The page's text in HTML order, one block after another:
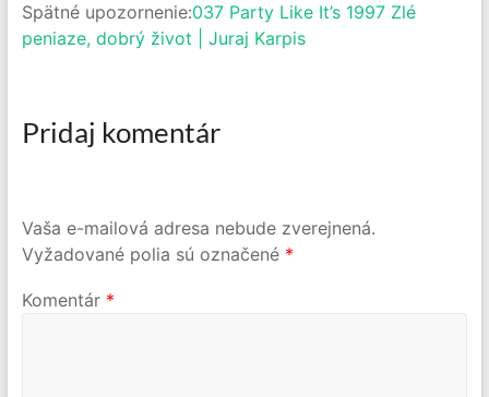
Spätné upozornenie:037 Party Like It’s 1997 Zlé
peniaze, dobrý život | Juraj Karpis
Pridaj komentár
Vaša e-mailová adresa nebude zverejnená.
Vyžadované polia sú označené *
Komentár *